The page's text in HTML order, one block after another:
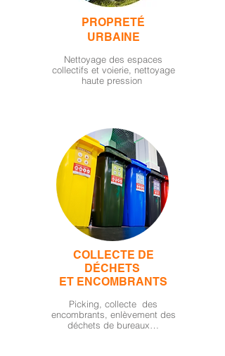
PROPRETÉ
URBAINE
Nettoyage des espaces
collectifs et voierie, nettoyage
haute pression
COLLECTE DE
DÉCHETS
ET ENCOMBRANTS
Picking, collecte des
encombrants, enlèvement des
déchets de bureaux…